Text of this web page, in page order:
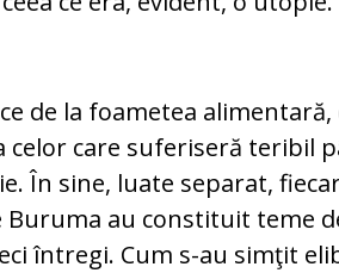
de la foametea
celor care sufe­riseră teribil
În sine, luate separat,
Buruma au cons­tituit teme
întregi. Cum s-au simţit